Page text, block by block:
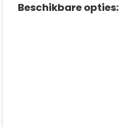
Beschikbare opties: